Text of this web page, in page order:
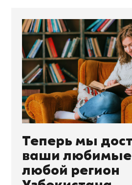
Теперь мы
ваши любимые
любой регион